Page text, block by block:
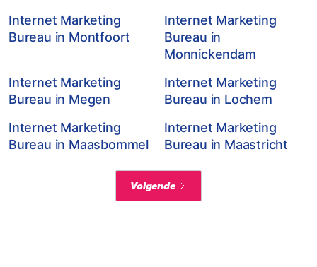
Internet Marketing
Bureau in Montfoort
Internet Marketing
Bureau in
Monnickendam
Internet Marketing
Bureau in Megen
Internet Marketing
Bureau in Lochem
Internet Marketing
Bureau in Maasbommel
Internet Marketing
Bureau in Maastricht
Volgende